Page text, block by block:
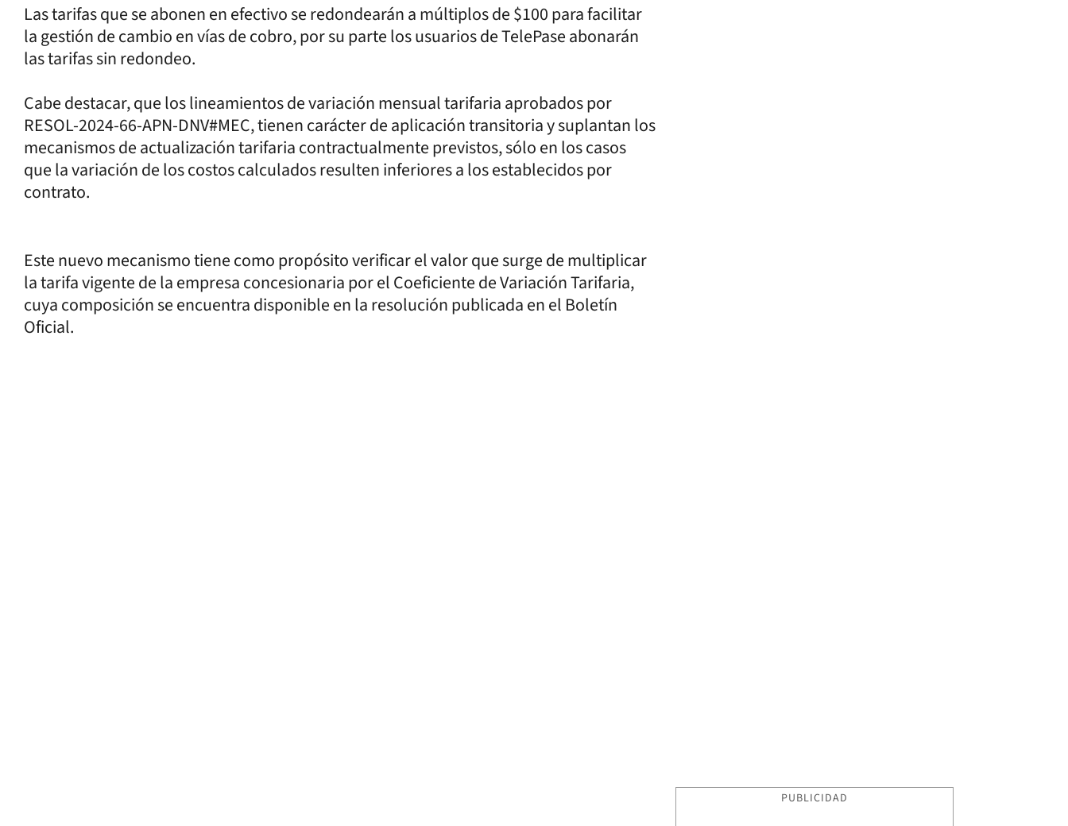
Las tarifas que se abonen en efectivo se redondearán a múltiplos de $100 para facilitar
la gestión de cambio en vías de cobro, por su parte los usuarios de TelePase abonarán
las tarifas sin redondeo.
Cabe destacar, que los lineamientos de variación mensual tarifaria aprobados por
RESOL-2024-66-APN-DNV#MEC, tienen carácter de aplicación transitoria y suplantan los
mecanismos de actualización tarifaria contractualmente previstos, sólo en los casos
que la variación de los costos calculados resulten inferiores a los establecidos por
contrato.
Este nuevo mecanismo tiene como propósito verificar el valor que surge de multiplicar
la tarifa vigente de la empresa concesionaria por el Coeficiente de Variación Tarifaria,
cuya composición se encuentra disponible en la resolución publicada en el Boletín
Oficial.
PUBLICIDAD